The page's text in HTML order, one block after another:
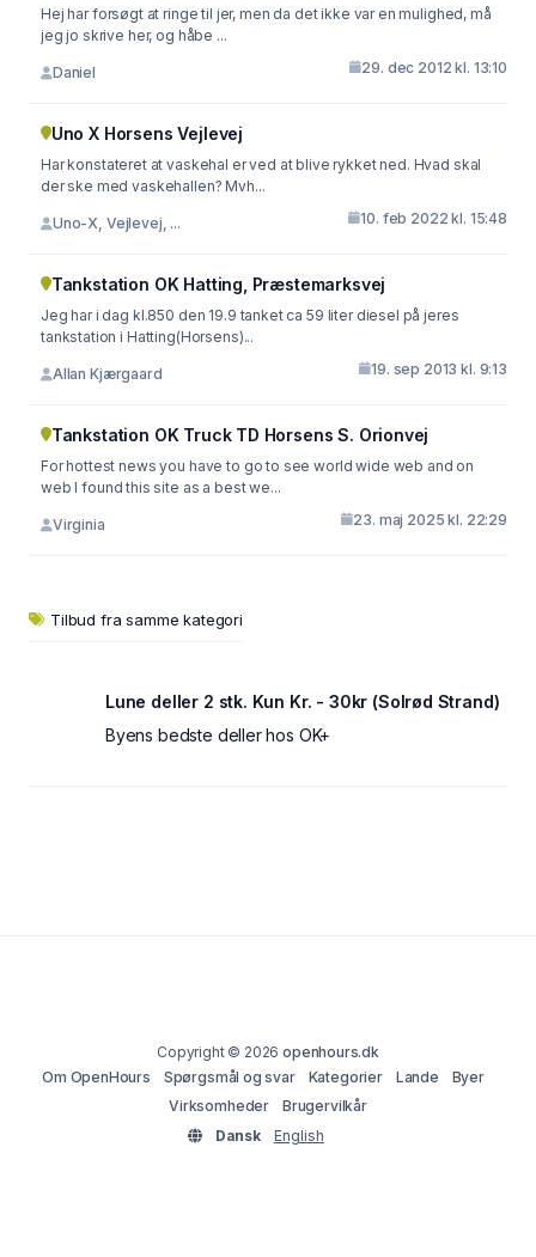
Hej har forsøgt at ringe til jer, men da det ikke var en mulighed, må
jeg jo skrive her, og håbe ...
Daniel 29. dec 2012 kl. 13:10
Uno X Horsens Vejlevej
Har konstateret at vaskehal er ved at blive rykket ned. Hvad skal
der ske med vaskehallen? Mvh...
Uno-X, Vejlevej, ... 10. feb 2022 kl. 15:48
Tankstation OK Hatting, Præstemarksvej
Jeg har i dag kl.850 den 19.9 tanket ca 59 liter diesel på jeres
tankstation i Hatting(Horsens)...
Allan Kjærgaard 19. sep 2013 kl. 9:13
Tankstation OK Truck TD Horsens S. Orionvej
For hottest news you have to go to see world wide web and on
web I found this site as a best we...
Virginia 23. maj 2025 kl. 22:29
Tilbud fra samme kategori
Lune deller 2 stk. Kun Kr. - 30kr (Solrød Strand)
Byens bedste deller hos OK+
Copyright © 2026openhours.dk
Om OpenHours
Spørgsmål og svar Kategorier Lande
Byer
Virksomheder
Brugervilkår
Dansk
English